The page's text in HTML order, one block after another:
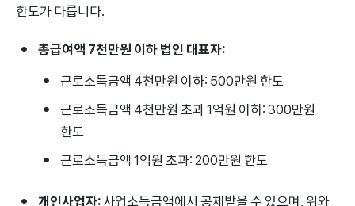
한도가 다릅니다.
총급여액 7천만원 이하 법인 대표자:
근로소득금액 4천만원 이하: 500만원 한도
근로소득금액 4천만원 초과 1억원 이하: 300만원
한도
근로소득금액 1억원 초과: 200만원 한도
개인사업자:사업소득금액에서 공제받을 수 있으며, 위와